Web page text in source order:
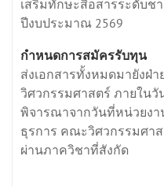
เสริมทักษะสื่อสารระดับช
ปีงบประมาณ 2569
กำหนดการสมัครรับทุน
ส่งเอกสารทั้งหมดมายังฝ่
วิศวกรรมศาสตร์ ภายในวั
พิจารณาจากวันที่หน่วยง
ธุรการ คณะวิศวกรรมศาส
ผ่านภาควิชาที่สังกัด